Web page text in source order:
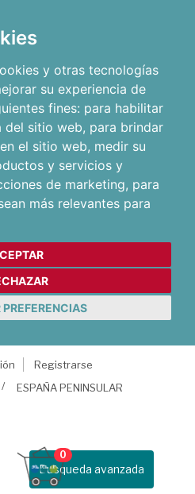
y otras tecnologías
su experiencia de
fines: para habilitar
del sitio web, para brindar
el sitio web, medir su
y servicios y
de marketing, para
más relevantes para
Registrarse
ESPAÑA PENINSULAR
Busqueda avanzada
0